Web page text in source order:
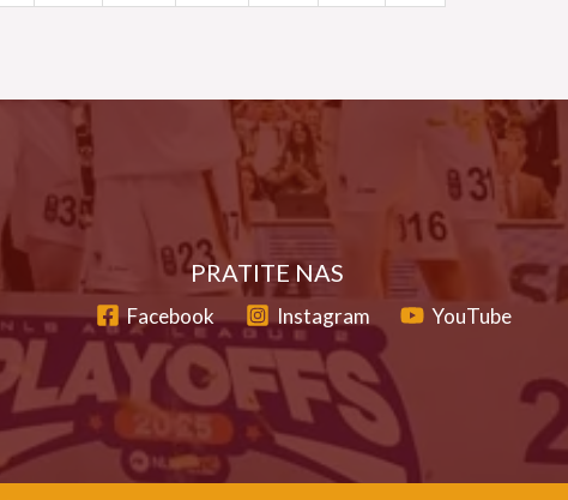
PRATITE NAS
Facebook Instagram YouTube